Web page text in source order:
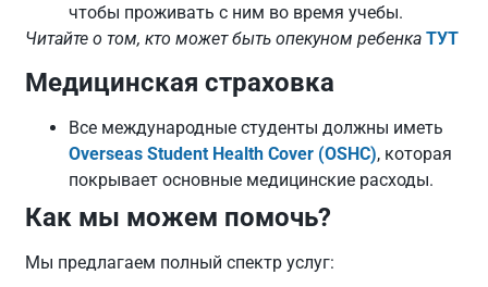
чтобы проживать с ним во время учебы.
Читайте о том, кто может быть опекуном ребенка ТУТ
Медицинская страховка
Все международные студенты должны иметь
Overseas Student Health Cover (OSHC), которая
покрывает основные медицинские расходы.
Как мы можем помочь?
Мы предлагаем полный спектр услуг: